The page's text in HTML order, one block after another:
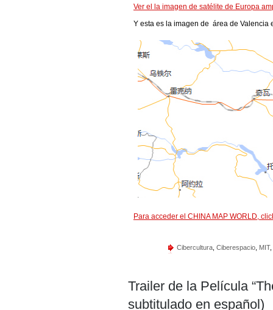
Ver el la imagen de satélite de Europa
Y esta es la imagen de área de Valencia
Para acceder el CHINA MAP WORLD,
Cibercultura Ciberespacio MIT,
Trailer de la Película
subtitulado en español)